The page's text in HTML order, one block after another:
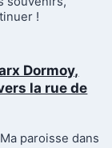
!
Dormoy,
la rue de
paroisse dans